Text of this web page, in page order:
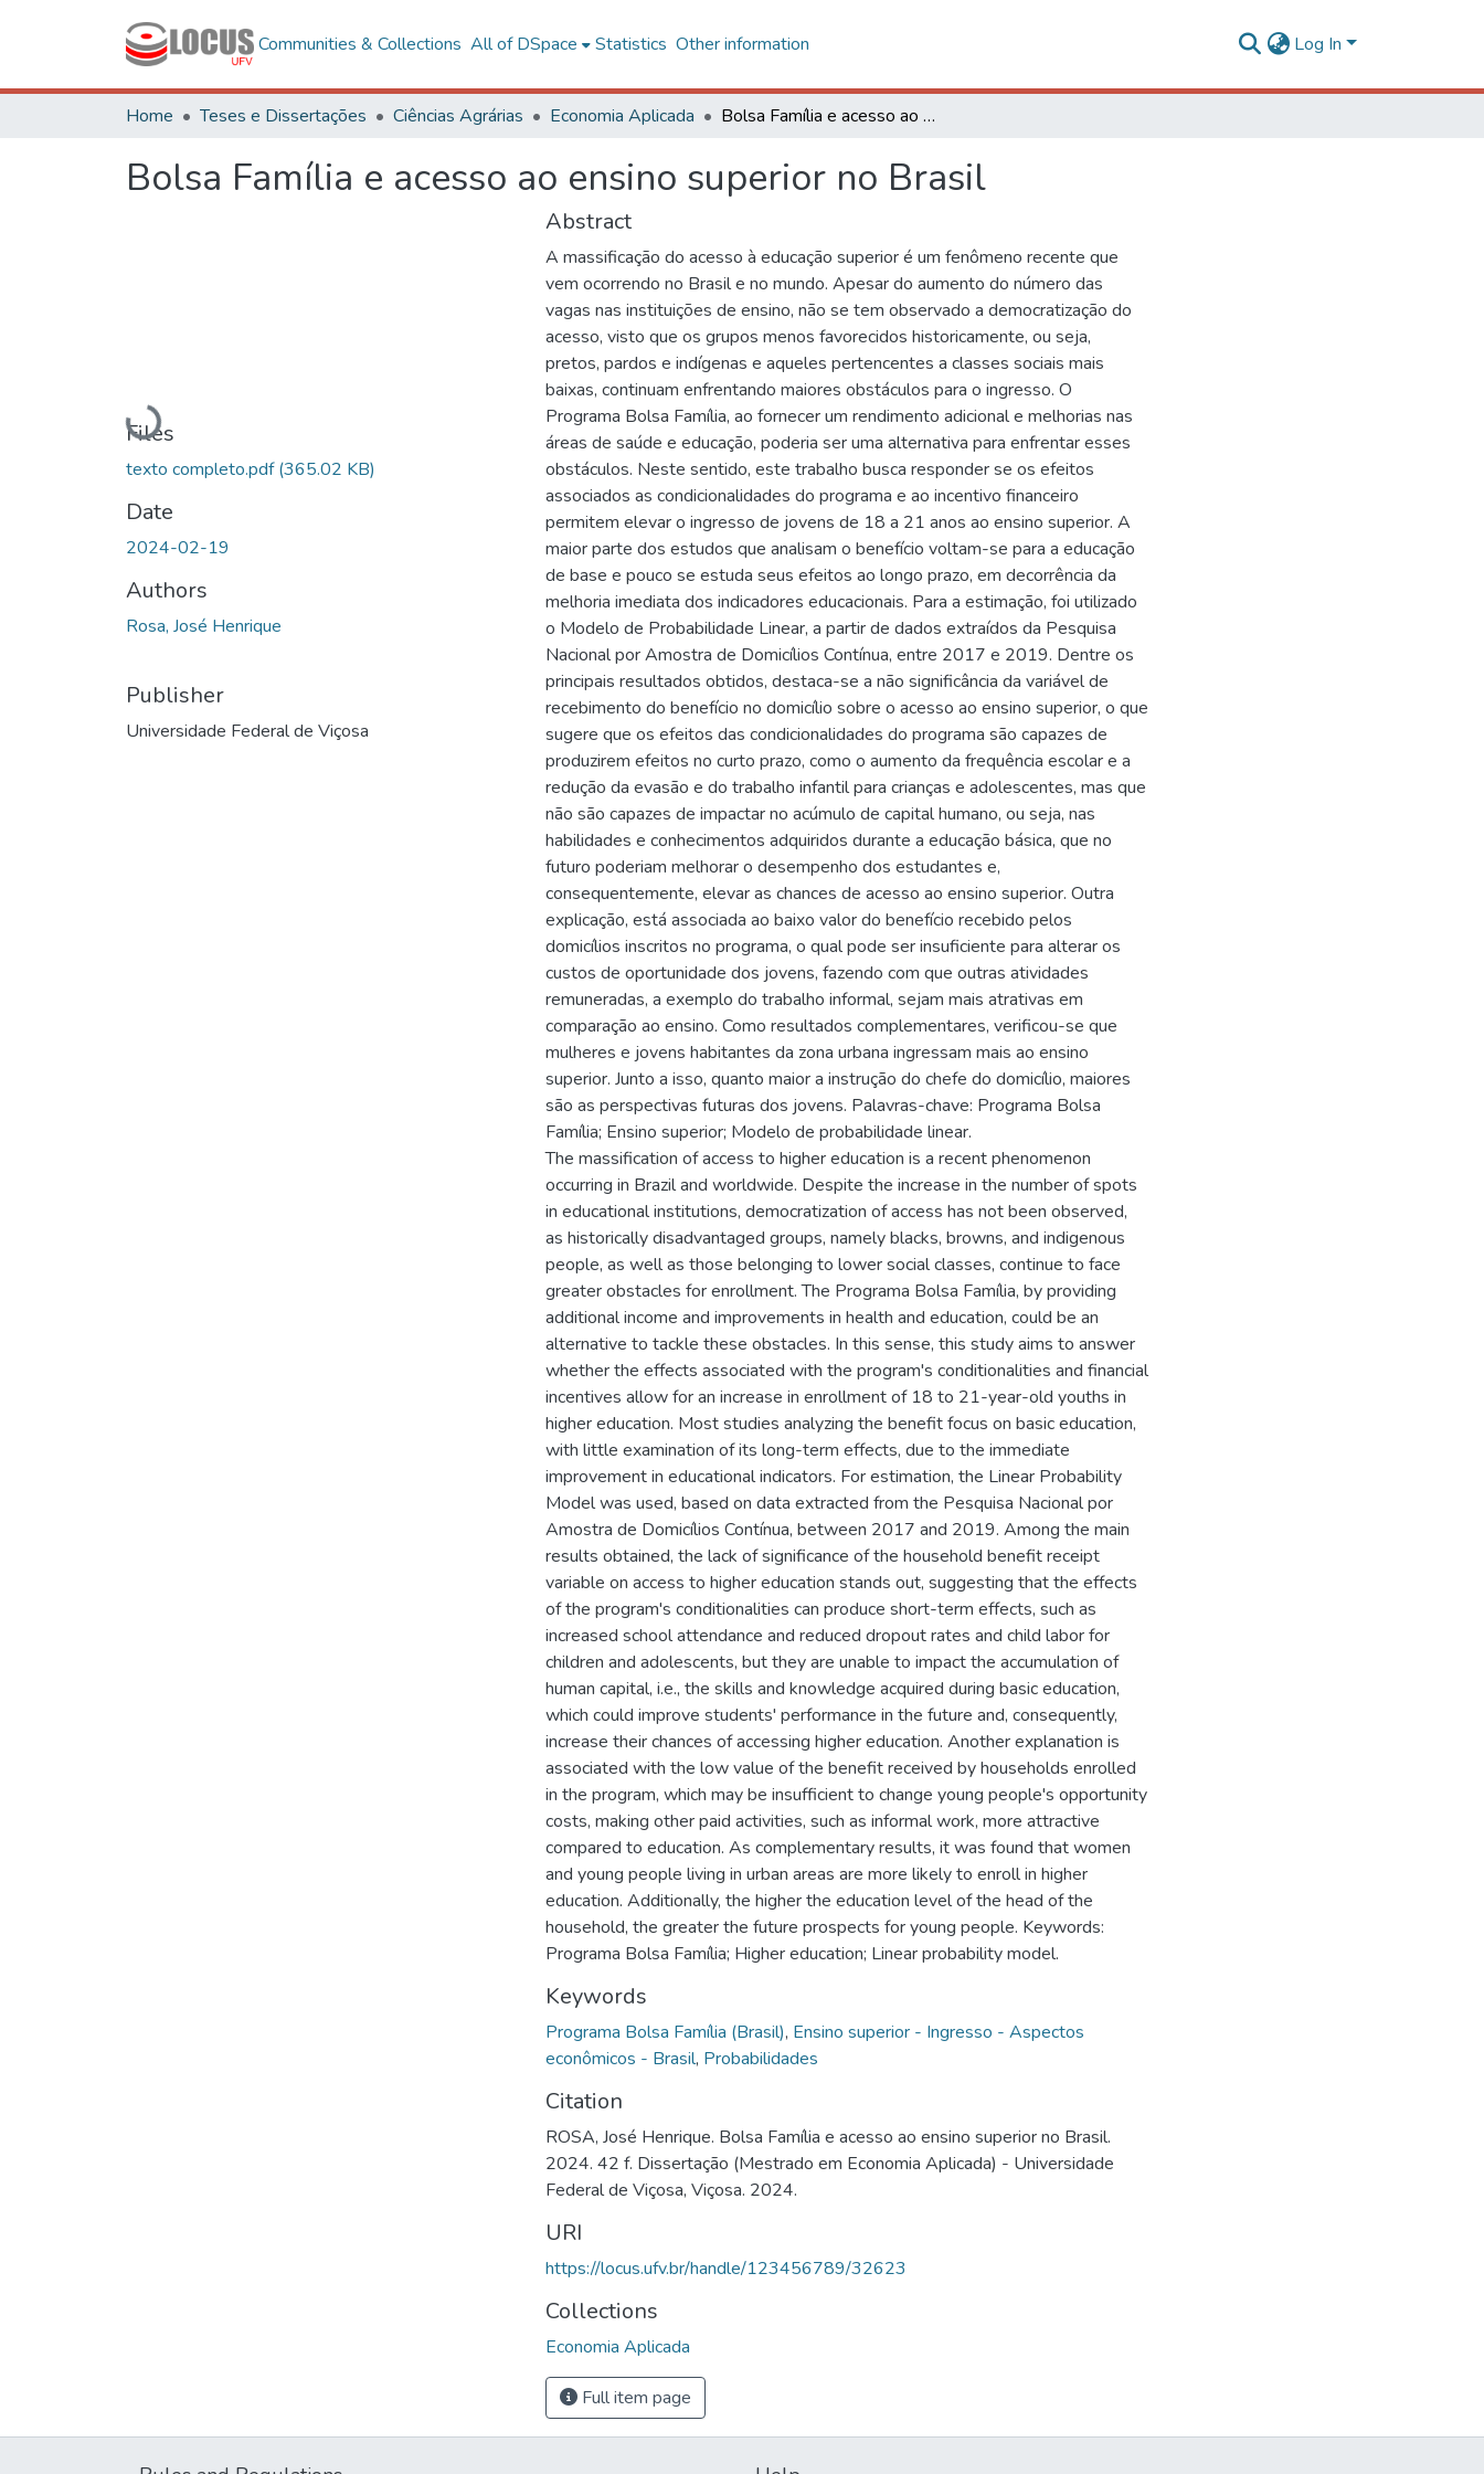
Communities & Collections All of DSpace Statistics Other information Log In
Home Teses e Dissertações Ciências Agrárias Economia Aplicada Bolsa Família e acesso ao ensino superior no Brasil
Bolsa Família e acesso ao ensino superior no Brasil
Loading...
Files
texto completo.pdf(365.02 KB)
Date
2024-02-19
Authors
Rosa, José Henrique
Publisher
Universidade Federal de Viçosa
Abstract
A massificação do acesso à educação superior é um fenômeno recente que
vem ocorrendo no Brasil e no mundo. Apesar do aumento do número das
vagas nas instituições de ensino, não se tem observado a democratização do
acesso, visto que os grupos menos favorecidos historicamente, ou seja,
pretos, pardos e indígenas e aqueles pertencentes a classes sociais mais
baixas, continuam enfrentando maiores obstáculos para o ingresso. O
Programa Bolsa Família, ao fornecer um rendimento adicional e melhorias nas
áreas de saúde e educação, poderia ser uma alternativa para enfrentar esses
obstáculos. Neste sentido, este trabalho busca responder se os efeitos
associados as condicionalidades do programa e ao incentivo financeiro
permitem elevar o ingresso de jovens de 18 a 21 anos ao ensino superior. A
maior parte dos estudos que analisam o benefício voltam-se para a educação
de base e pouco se estuda seus efeitos ao longo prazo, em decorrência da
melhoria imediata dos indicadores educacionais. Para a estimação, foi utilizado
o Modelo de Probabilidade Linear, a partir de dados extraídos da Pesquisa
Nacional por Amostra de Domicílios Contínua, entre 2017 e 2019. Dentre os
principais resultados obtidos, destaca-se a não significância da variável de
recebimento do benefício no domicílio sobre o acesso ao ensino superior, o que
sugere que os efeitos das condicionalidades do programa são capazes de
produzirem efeitos no curto prazo, como o aumento da frequência escolar e a
redução da evasão e do trabalho infantil para crianças e adolescentes, mas que
não são capazes de impactar no acúmulo de capital humano, ou seja, nas
habilidades e conhecimentos adquiridos durante a educação básica, que no
futuro poderiam melhorar o desempenho dos estudantes e,
consequentemente, elevar as chances de acesso ao ensino superior. Outra
explicação, está associada ao baixo valor do benefício recebido pelos
domicílios inscritos no programa, o qual pode ser insuficiente para alterar os
custos de oportunidade dos jovens, fazendo com que outras atividades
remuneradas, a exemplo do trabalho informal, sejam mais atrativas em
comparação ao ensino. Como resultados complementares, verificou-se que
mulheres e jovens habitantes da zona urbana ingressam mais ao ensino
superior. Junto a isso, quanto maior a instrução do chefe do domicílio, maiores
são as perspectivas futuras dos jovens. Palavras-chave: Programa Bolsa
Família; Ensino superior; Modelo de probabilidade linear.
The massification of access to higher education is a recent phenomenon
occurring in Brazil and worldwide. Despite the increase in the number of spots
in educational institutions, democratization of access has not been observed,
as historically disadvantaged groups, namely blacks, browns, and indigenous
people, as well as those belonging to lower social classes, continue to face
greater obstacles for enrollment. The Programa Bolsa Família, by providing
additional income and improvements in health and education, could be an
alternative to tackle these obstacles. In this sense, this study aims to answer
whether the effects associated with the program's conditionalities and financial
incentives allow for an increase in enrollment of 18 to 21-year-old youths in
higher education. Most studies analyzing the benefit focus on basic education,
with little examination of its long-term effects, due to the immediate
improvement in educational indicators. For estimation, the Linear Probability
Model was used, based on data extracted from the Pesquisa Nacional por
Amostra de Domicílios Contínua, between 2017 and 2019. Among the main
results obtained, the lack of significance of the household benefit receipt
variable on access to higher education stands out, suggesting that the effects
of the program's conditionalities can produce short-term effects, such as
increased school attendance and reduced dropout rates and child labor for
children and adolescents, but they are unable to impact the accumulation of
human capital, i.e., the skills and knowledge acquired during basic education,
which could improve students' performance in the future and, consequently,
increase their chances of accessing higher education. Another explanation is
associated with the low value of the benefit received by households enrolled
in the program, which may be insufficient to change young people's opportunity
costs, making other paid activities, such as informal work, more attractive
compared to education. As complementary results, it was found that women
and young people living in urban areas are more likely to enroll in higher
education. Additionally, the higher the education level of the head of the
household, the greater the future prospects for young people. Keywords:
Programa Bolsa Família; Higher education; Linear probability model.
Keywords
Programa Bolsa Família (Brasil), Ensino superior - Ingresso - Aspectos
econômicos - Brasil, Probabilidades
Citation
ROSA, José Henrique. Bolsa Família e acesso ao ensino superior no Brasil.
2024. 42 f. Dissertação (Mestrado em Economia Aplicada) - Universidade
Federal de Viçosa, Viçosa. 2024.
URI
https://locus.ufv.br/handle/123456789/32623
Collections
Economia Aplicada
Full item page